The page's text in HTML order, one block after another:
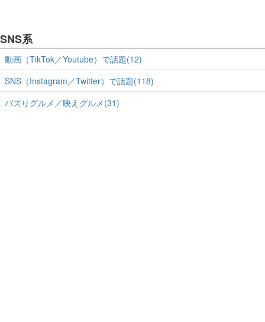
SNS系
動画（TikTok／Youtube）で話題(12)
SNS（Instagram／Twitter）で話題(118)
バズりグルメ／映えグルメ(31)